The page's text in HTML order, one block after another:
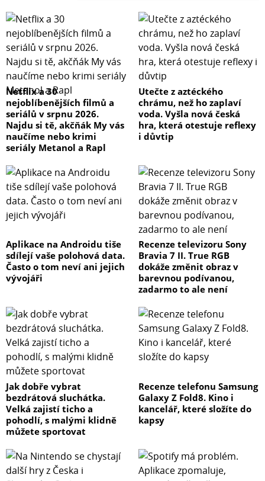
Netflix a 30
nejoblíbenějších filmů a
seriálů v srpnu 2026.
Najdu si tě, akčňák My vás
naučíme nebo krimi
seriály Metanol a Rapl
Utečte z aztéckého
chrámu, než ho zaplaví
voda. Vyšla nová česká
hra, která otestuje reflexy
i důvtip
Aplikace na Androidu tiše
sdílejí vaše polohová data.
Často o tom neví ani jejich
vývojáři
Recenze televizoru Sony
Bravia 7 II. True RGB
dokáže změnit obraz v
barevnou podívanou,
zadarmo to ale není
Jak dobře vybrat
bezdrátová sluchátka.
Velká zajistí ticho a
pohodlí, s malými klidně
můžete sportovat
Recenze telefonu Samsung
Galaxy Z Fold8. Kino i
kancelář, které složíte do
kapsy